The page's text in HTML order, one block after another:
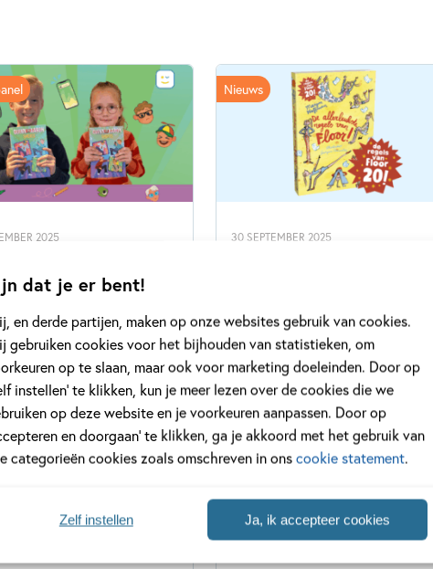
dat je er bent!
en derde partijen, maken op onze websites gebruik van cookies.
gebruiken cookies voor het bijhouden van statistieken, om
op te slaan, maar ook voor marketing doeleinden. Door op
instellen’ te klikken, kun je meer lezen over de cookies die we
op deze website en je voorkeuren aanpassen. Door op
en doorgaan’ te klikken, ga je akkoord met het gebruik van
categorieën cookies zoals omschreven in onscookie statement.
Ja, ik accepteer cookies
Zelf instellen
2025
en Aaron Shorts’
hilarische avontuur hebben
en Aaron een grote droom:
winnen voor het beste
kanaal. Maar de
is groot en dat eist
Wat hebben zij over voor
En wie gaat er met de
snel verder!
30 SEPTEMBER 2025
In deze speciale jubileumeditie
staan de leukste, meest hilarische
regels van Floor gebundeld.
Daarnaast is er ook één speciale
regel, namelijk die van een fan.
Lees meer over het jubileum en
deze speciale uitgave in dit
Nieuws